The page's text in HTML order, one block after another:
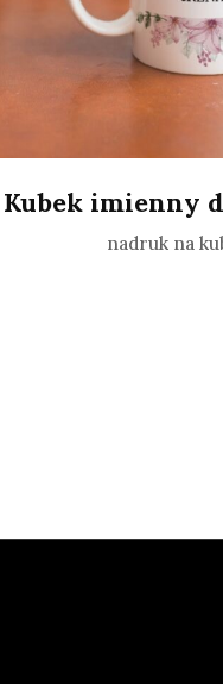
Kubek imienny
nadruk na